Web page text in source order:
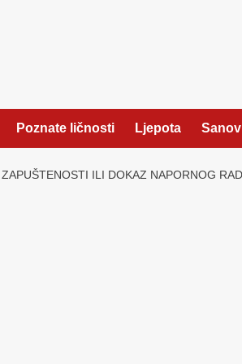
Poznate ličnosti Ljepota
ILI DOKAZ NAPORNOG